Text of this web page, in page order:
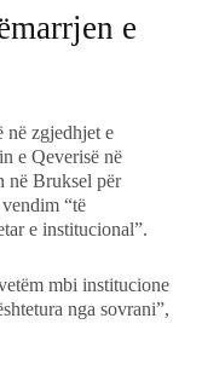
e
në zgjedhjet e
e Qeverisë në
në Bruksel për
“të
e institucional”.
mbi institucione
nga sovrani”,